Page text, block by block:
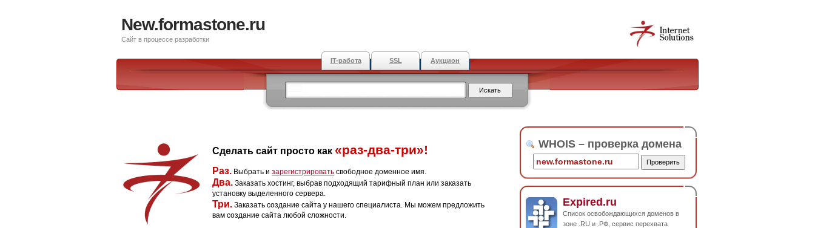
New.formastone.ru
Сайт в процессе разработки
IT-работа SSL Аукцион
Сделать сайт просто как «раз-два-три»!
Раз. Выбрать и зарегистрировать свободное доменное имя.
Два. Заказать хостинг, выбрав подходящий тарифный план или заказать
установку выделенного сервера.
Три. Заказать создание сайта у нашего специалиста. Мы можем предложить
вам создание сайта любой сложности.
WHOIS – проверка домена
Expired.ru
Список освобождающихся доменов в
зоне .RU и .РФ, сервис перехвата